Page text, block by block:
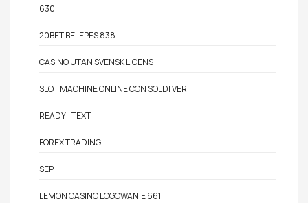
630
20BET BELEPES 838
CASINO UTAN SVENSK LICENS
SLOT MACHINE ONLINE CON SOLDI VERI
READY_TEXT
FOREX TRADING
SEP
LEMON CASINO LOGOWANIE 661